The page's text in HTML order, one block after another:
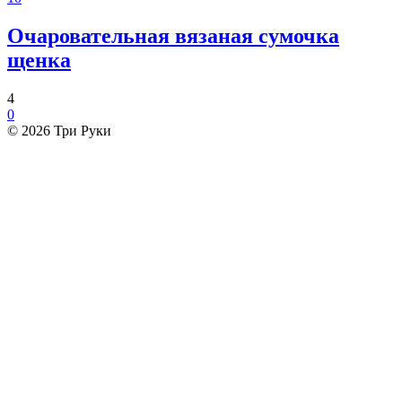
Очаровательная вязаная сумочка
щенка
4
0
© 2026 Три Руки